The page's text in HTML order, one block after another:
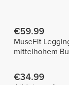
€59.99
MuseFit
mittelhohem
€34.99